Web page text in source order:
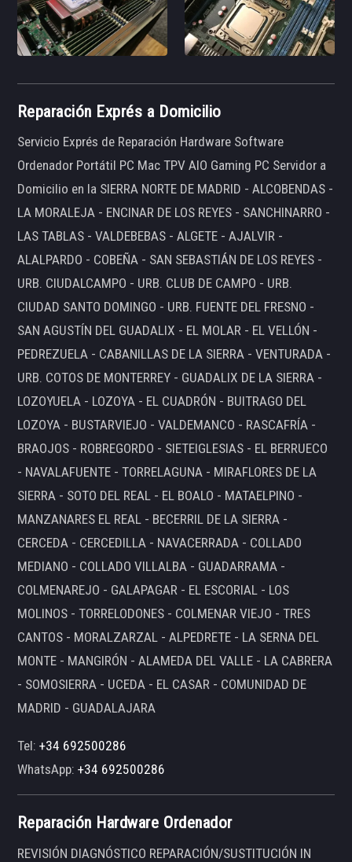
Reparación Exprés a Domicilio
Servicio Exprés de Reparación Hardware Software
Ordenador Portátil PC Mac TPV AIO Gaming PC Servidor a
Domicilio en la SIERRA NORTE DE MADRID - ALCOBENDAS -
LA MORALEJA - ENCINAR DE LOS REYES - SANCHINARRO -
LAS TABLAS - VALDEBEBAS - ALGETE - AJALVIR -
ALALPARDO - COBEÑA - SAN SEBASTIÁN DE LOS REYES -
URB. CIUDALCAMPO - URB. CLUB DE CAMPO - URB.
CIUDAD SANTO DOMINGO - URB. FUENTE DEL FRESNO -
SAN AGUSTÍN DEL GUADALIX - EL MOLAR - EL VELLÓN -
PEDREZUELA - CABANILLAS DE LA SIERRA - VENTURADA -
URB. COTOS DE MONTERREY - GUADALIX DE LA SIERRA -
LOZOYUELA - LOZOYA - EL CUADRÓN - BUITRAGO DEL
LOZOYA - BUSTARVIEJO - VALDEMANCO - RASCAFRÍA -
BRAOJOS - ROBREGORDO - SIETEIGLESIAS - EL BERRUECO
- NAVALAFUENTE - TORRELAGUNA - MIRAFLORES DE LA
SIERRA - SOTO DEL REAL - EL BOALO - MATAELPINO -
MANZANARES EL REAL - BECERRIL DE LA SIERRA -
CERCEDA - CERCEDILLA - NAVACERRADA - COLLADO
MEDIANO - COLLADO VILLALBA - GUADARRAMA -
COLMENAREJO - GALAPAGAR - EL ESCORIAL - LOS
MOLINOS - TORRELODONES - COLMENAR VIEJO - TRES
CANTOS - MORALZARZAL - ALPEDRETE - LA SERNA DEL
MONTE - MANGIRÓN - ALAMEDA DEL VALLE - LA CABRERA
- SOMOSIERRA - UCEDA - EL CASAR - COMUNIDAD DE
MADRID - GUADALAJARA
Tel:+34 692500286
WhatsApp:+34 692500286
Reparación Hardware Ordenador
REVISIÓN DIAGNÓSTICO REPARACIÓN/SUSTITUCIÓN IN